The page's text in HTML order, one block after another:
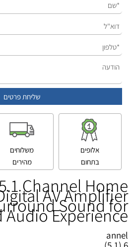
אלופים
בתחום
משלוחים
מהירים
Channel Home
AV Amplifier
Sound for
Audio Experience
annel